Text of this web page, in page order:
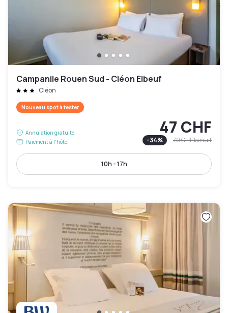
Campanile Rouen Sud - Cléon Elbeuf
Cléon
Nouveau spot à tester
Annulation gratuite
Paiement à l'hôtel
47 CHF
-34% 70 CHFla nuit
10h - 17h